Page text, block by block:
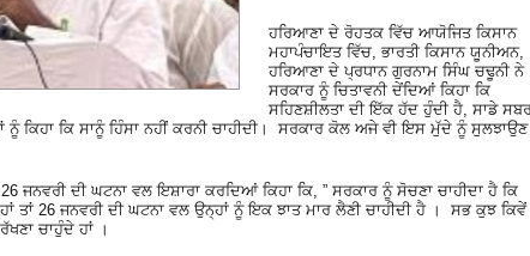
ਹਰਿਆਣਾ ਦੇ ਰੋਹਤਕ ਵਿੱਚ ਆਯੋਜਿਤ ਕਿਸਾਨ
ਮਹਾਪੰਚਾਇਤ ਵਿੱਚ, ਭਾਰਤੀ ਕਿਸਾਨ ਯੂਨੀਅਨ,
ਹਰਿਆਣਾ ਦੇ ਪ੍ਰਧਾਨ ਗੁਰਨਾਮ ਸਿੰਘ ਚਢੂਨੀ ਨੇ
ਸਰਕਾਰ ਨੂੰ ਚਿਤਾਵਨੀ ਦੇਂਦਿਆਂ ਕਿਹਾ ਕਿ
ਸਹਿਣਸ਼ੀਲਤਾ ਦੀ ਇੱਕ ਹੱਦ ਹੁੰਦੀ ਹੈ, ਸਾਡੇ
ਕਿਹਾ ਕਿ ਸਾਨੂੰ ਹਿੰਸਾ ਨਹੀਂ ਕਰਨੀ ਚਾਹੀਦੀ। ਸਰਕਾਰ ਕੋਲ ਅਜੇ ਵੀ ਇਸ ਮੁੱਦੇ ਨੂੰ ਸੁਲਝਾਉਣ
ਜਨਵਰੀ ਦੀ ਘਟਨਾ ਵਲ ਇਸ਼ਾਰਾ ਕਰਦਿਆਂ ਕਿਹਾ ਕਿ, ” ਸਰਕਾਰ ਨੂੰ ਸੋਚਣਾ ਚਾਹੀਦਾ ਹੈ ਕਿ
ਤਾਂ 26 ਜਨਵਰੀ ਦੀ ਘਟਨਾ ਵਲ ਉਨ੍ਹਾਂ ਨੂੰ ਇਕ ਝਾਤ ਮਾਰ ਲੈਣੀ ਚਾਹੀਦੀ ਹੈ । ਸਭ ਕੁਝ ਕਿਵੇਂ
ਚਾਹੁੰਦੇ ਹਾਂ ।